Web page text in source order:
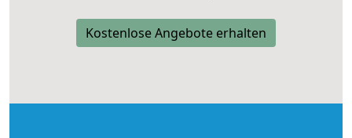
Kostenlose Angebote erhalten